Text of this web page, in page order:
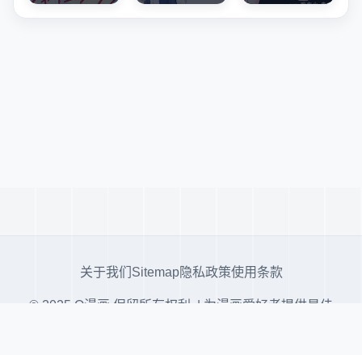
关于我们 Sitemap隐私政策使用条款
© 2025 Q漫画 保留所有权利. | 为漫画爱好者提供最佳